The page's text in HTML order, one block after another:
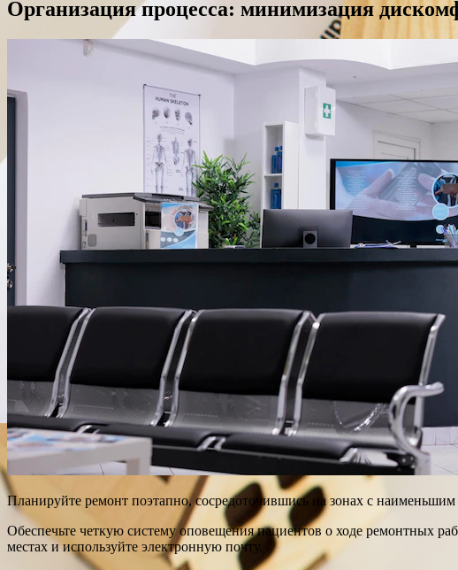
Организация процесса: минимизация
Планируйте ремонт поэтапно, сосредоточившись на зонах с
Обеспечьте четкую систему оповещения пациентов о ходе ремонтных
местах и используйте электронную почту.